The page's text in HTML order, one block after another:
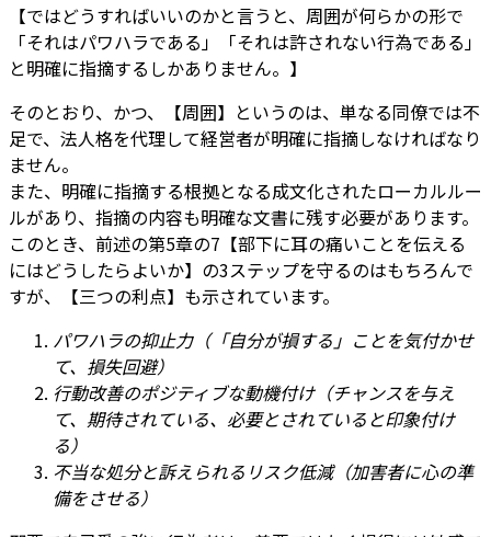
【ではどうすればいいのかと言うと、周囲が何らかの形で
「それはパワハラである」「それは許されない行為である」
と明確に指摘するしかありません。】
そのとおり、かつ、【周囲】というのは、単なる同僚では不
足で、法人格を代理して経営者が明確に指摘しなければなり
ません。
また、明確に指摘する根拠となる成文化されたローカルルー
ルがあり、指摘の内容も明確な文書に残す必要があります。
このとき、前述の第5章の7【部下に耳の痛いことを伝える
にはどうしたらよいか】の3ステップを守るのはもちろんで
すが、【三つの利点】も示されています。
パワハラの抑止力（「自分が損する」ことを気付かせ
て、損失回避）
行動改善のポジティブな動機付け（チャンスを与え
て、期待されている、必要とされていると印象付け
る）
不当な処分と訴えられるリスク低減（加害者に心の準
備をさせる）